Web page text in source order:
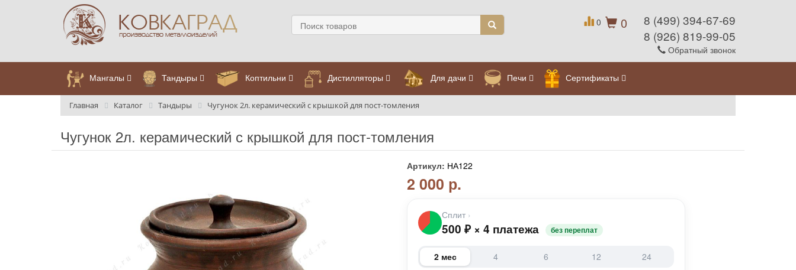
0
0
8 (499) 394-67-69
8 (926) 819-99-05
Обратный звонок
Мангалы Тандыры Коптильни Дистилляторы Для дачи Печи Сертификаты
Главная Каталог Тандыры Чугунок 2л. керамический с крышкой для пост-томления
Чугунок 2л. керамический с крышкой для пост-томления
Артикул: НА122
2 000 р.
Сплит ›
500 ₽ × 4 платежа без переплат
2 мес 4 6 12 24